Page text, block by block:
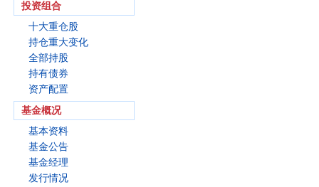
投资组合
十大重仓股
持仓重大变化
全部持股
持有债券
资产配置
基金概况
基本资料
基金公告
基金经理
发行情况